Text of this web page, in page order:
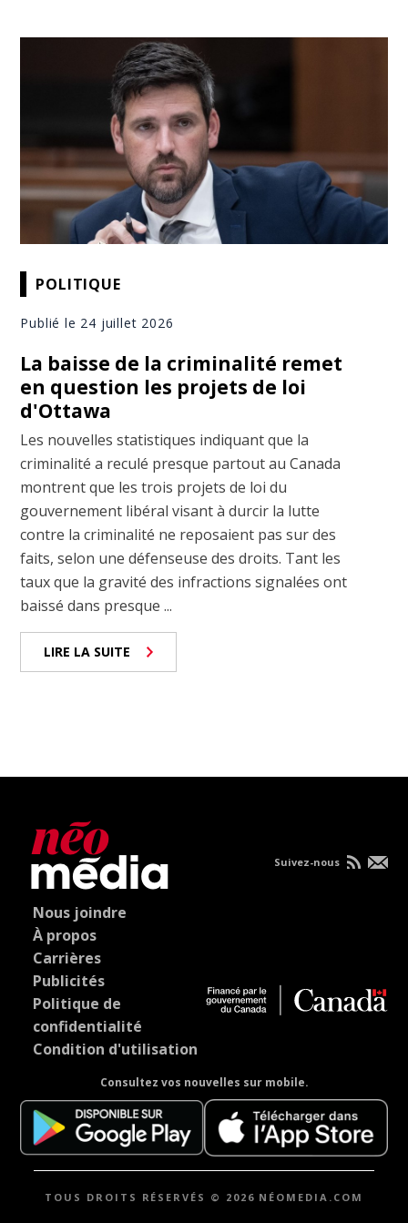
POLITIQUE
Publié le 24 juillet 2026
La baisse de la criminalité remet
en question les projets de loi
d'Ottawa
Les nouvelles statistiques indiquant que la
criminalité a reculé presque partout au Canada
montrent que les trois projets de loi du
gouvernement libéral visant à durcir la lutte
contre la criminalité ne reposaient pas sur des
faits, selon une défenseuse des droits. Tant les
taux que la gravité des infractions signalées ont
baissé dans presque ...
LIRE LA SUITE
Nous joindre
À propos
Carrières
Publicités
Politique de
confidentialité
Condition d'utilisation
Consultez vos nouvelles sur mobile.
Suivez-nous
TOUS DROITS RÉSERVÉS © 2026 NÉOMEDIA.COM